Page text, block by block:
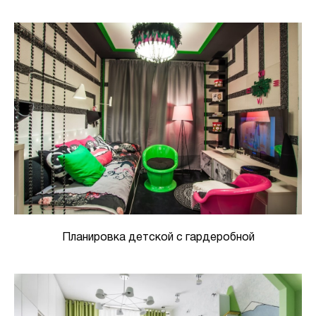
Планировка детской с гардеробной